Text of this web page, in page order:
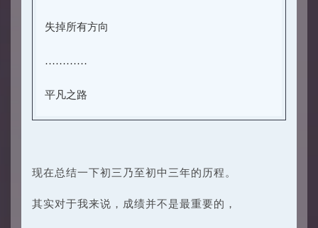
失掉所有方向
…………
平凡之路
现在总结一下初三乃至初中三年的历程。
其实对于我来说，成绩并不是最重要的，